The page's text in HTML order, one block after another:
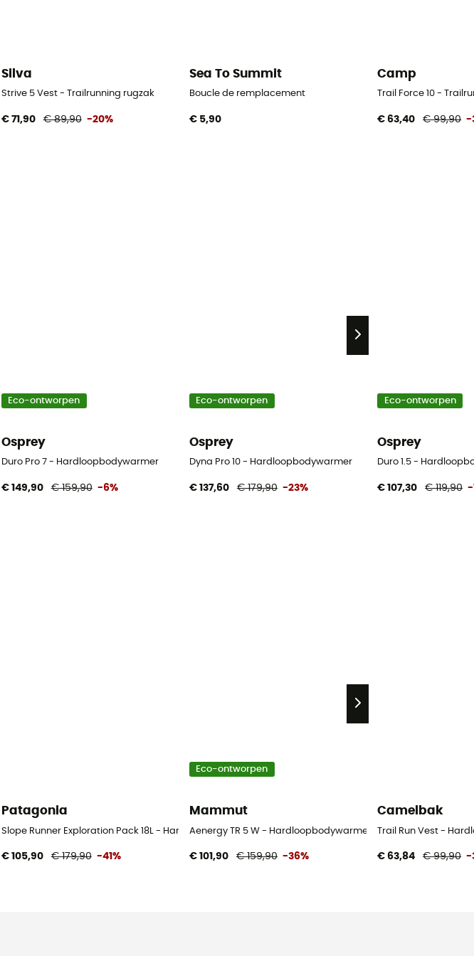
Silva
Strive 5 Vest - Trailrunning rugzak
€ 71,90 € 89,90 -20%
Sea To Summit
Boucle de remplacement
€ 5,90
Camp
Trail Force 10 -
€ 63,40 € 99,90 -
Eco-ontworpen
Osprey
Duro Pro 7 - Hardloopbodywarmer
€ 149,90 € 159,90 -6%
Eco-ontworpen
Osprey
Dyna Pro 10 - Hardloopbodywarmer
€ 137,60 € 179,90 -23%
Eco-ontworpen
Osprey
Duro 1.5 -
€ 107,30 € 119,90 -
Patagonia
Slope Runner Exploration Pack 18L - Hardloopbodywarmer
€ 105,90 € 179,90 -41%
Eco-ontworpen
Mammut
Aenergy TR 5 W - Hardloopbodywarmer - Dames
€ 101,90 € 159,90 -36%
Camelbak
Trail Run Vest -
€ 63,84 € 99,90 -